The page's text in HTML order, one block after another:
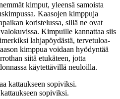
kimput, yleensä samoista
Kaasojen kimppuja
koristelussa, sillä ne ovat
Kimpuille kannattaa siis
lahjapöydästä, tervetuloa-
kimppua voidaan hyödyntää
siitä etukäteen, jotta
käytettävillä neuloilla.
sopiviksi.